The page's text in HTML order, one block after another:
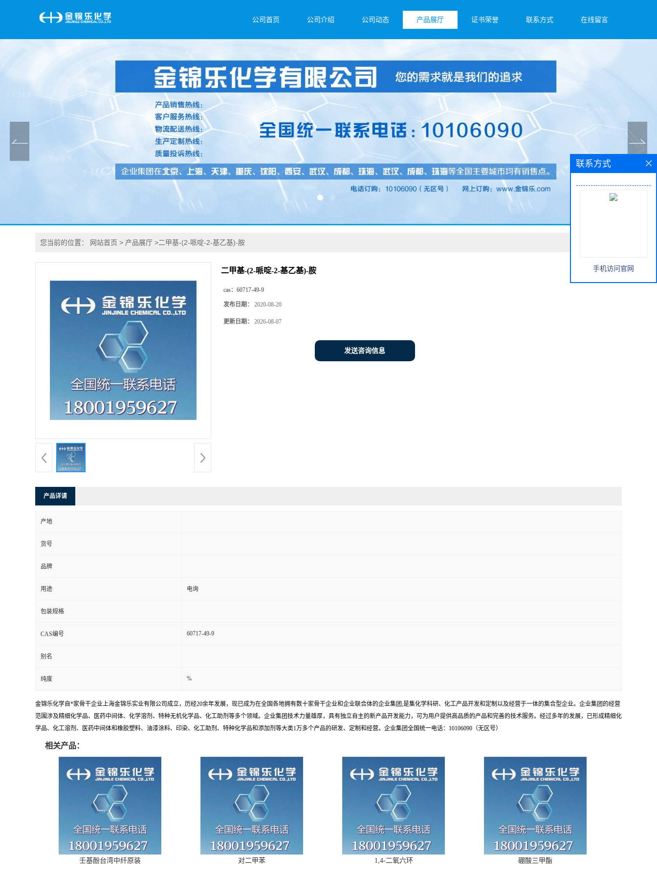
公司首页 公司介绍 公司动态 产品展厅 证书荣誉 联系方式 在线留言
您当前的位置： 网站首页 > 产品展厅 >二甲基-(2-哌啶-2-基乙基)-胺
二甲基-(2-哌啶-2-基乙基)-胺
cas： 60717-49-9
发布日期： 2020-08-20
更新日期： 2026-08-07
发送咨询信息
产品详请
产地
货号
品牌
用途 电询
包装规格
CAS编号 60717-49-9
别名
纯度 %
金锦乐化学自*家骨干企业上海金锦乐实业有限公司成立，历经20余年发展，现已成为在全国各地拥有数十家骨干企业和企业联合体的企业集团,是集化学科研、化工产品开发和定制以及经营于一体的集合型企业。企业集团的经营
范围涉及精细化学品、医药中间体、化学溶剂、特种无机化学品、化工助剂等多个领域。企业集团技术力量雄厚，具有独立自主的新产品开发能力，可为用户提供高品质的产品和完善的技术服务。经过多年的发展，已形成精细化
学品、化工溶剂、医药中间体和橡胶塑料、油漆涂料、印染、化工助剂、特种化学品和添加剂等大类1万多个产品的研发、定制和经营。企业集团全国统一电话：10106090（无区号）
相关产品：
壬基酚台湾中纤原装 对二甲苯 1,4-二氧六环 硼酸三甲酯
联系方式
手机访问官网